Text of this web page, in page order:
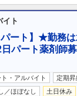
イト
ート】★勤務は
パート薬剤師
ト・アルバイト
定期昇
／ほぼなし 土日休み